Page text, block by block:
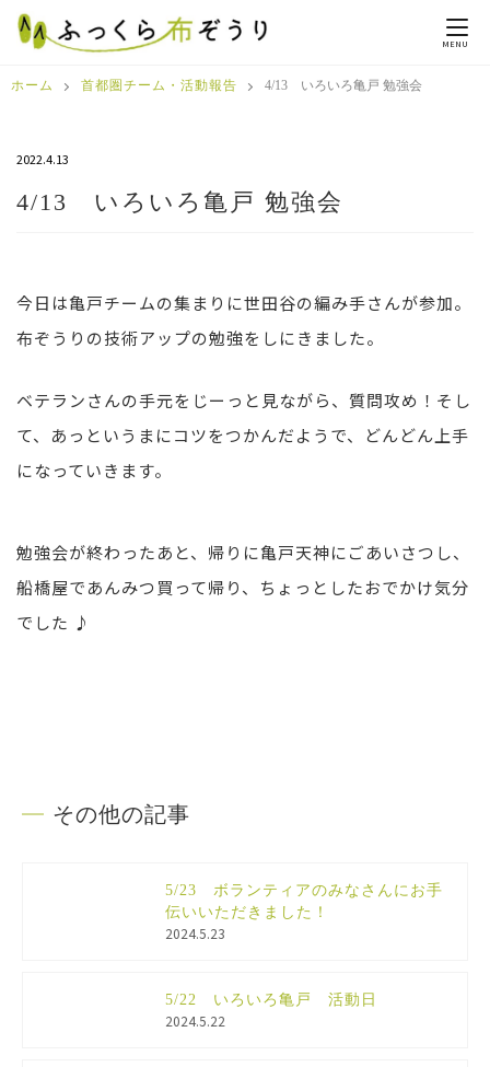
MENU
ホーム 首都圏チーム・活動報告 4/13 いろいろ亀戸 勉強会
2022.4.13
4/13 いろいろ亀戸 勉強会
今日は亀戸チームの集まりに世田谷の編み手さんが参加。
布ぞうりの技術アップの勉強をしにきました。
ベテランさんの手元をじーっと見ながら、質問攻め！そし
て、あっというまにコツをつかんだようで、どんどん上手
になっていきます。
勉強会が終わったあと、帰りに亀戸天神にごあいさつし、
船橋屋であんみつ買って帰り、ちょっとしたおでかけ気分
でした ♪
その他の記事
5/23 ボランティアのみなさんにお手
伝いいただきました！
2024.5.23
5/22 いろいろ亀戸 活動日
2024.5.22